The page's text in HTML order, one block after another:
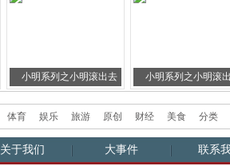
小明系列之小明滚出去
二（爆笑）
小明系列之小明滚
一（爆笑）
体育 娱乐 旅游 原创 财经 美食 分类
关于我们 大事件 联系